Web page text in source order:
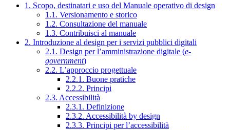
1. Scopo, destinatari e uso del Manuale operativo di design
1.1. Versionamento e storico
1.2. Consultazione del manuale
1.3. Contribuisci al manuale
2. Introduzione al design per i servizi pubblici digitali
2.1. Design per l’amministrazione digitale (e-
government)
2.2. L’approccio progettuale
2.2.1. Buone pratiche
2.2.2. Principi
2.3. Accessibilità
2.3.1. Definizione
2.3.2. Accessibilità by design
2.3.3. Principi per l’accessibilità